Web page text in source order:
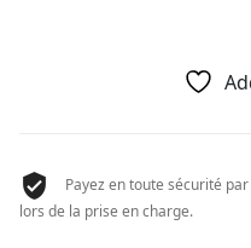
Payez en toute sécurité
lors de la prise en charge.